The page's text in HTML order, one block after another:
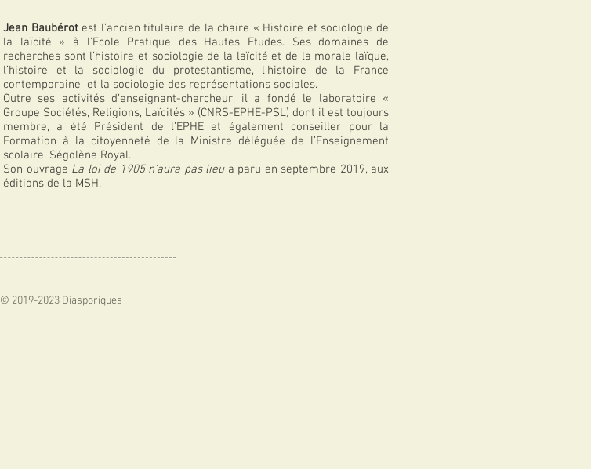
Jean Baubérotest l’ancien titulaire de la chaire « Histoire et sociologie de
la laïcité » à l’Ecole Pratique des Hautes Etudes. Ses domaines de
recherches sont l’histoire et sociologie de la laïcité et de la morale laïque,
l’histoire et la sociologie du protestantisme, l’histoire de la France
contemporaine et la sociologie des représentations sociales.
Outre ses activités d’enseignant-chercheur, il a fondé le laboratoire «
Groupe Sociétés, Religions, Laïcités » (CNRS-EPHE-PSL) dont il est toujours
membre, a été Président de l’EPHE et également conseiller pour la
Formation à la citoyenneté de la Ministre déléguée de l’Enseignement
scolaire, Ségolène Royal.
Son ouvrage La loi de 1905 n’aura pas lieua paru en septembre 2019, aux
éditions de la MSH.
© 2019-2023 Diasporiques